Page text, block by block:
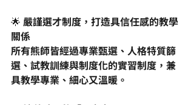
🌟 嚴謹選才制度，打造具信任感的教學
關係
所有熊師皆經過專業甄選、人格特質篩
選、試教訓練與制度化的實習制度，兼
具教學專業、細心又溫暖。